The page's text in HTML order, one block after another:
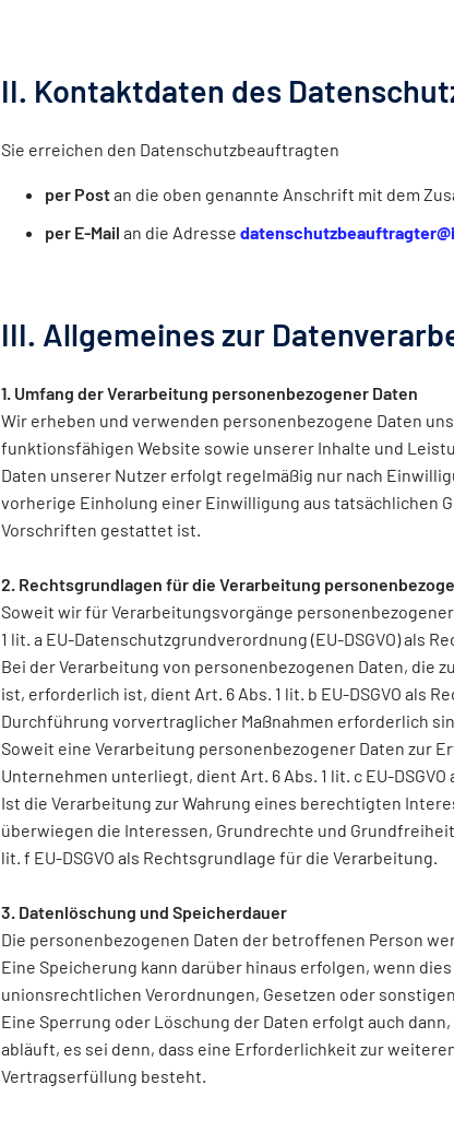
II. Kontaktdaten des
Sie erreichen den Datenschutzbeauftragten
per Postan die oben genannte Anschrift mit dem
per E-Mail an die Adresse
III. Allgemeines zur
1. Umfang der Verarbeitung personenbezogener Daten
Wir erheben und verwenden personenbezogene Daten
funktionsfähigen Website sowie unserer Inhalte und
Daten unserer Nutzer erfolgt regelmäßig nur nach
vorherige Einholung einer Einwilligung aus tatsächlichen
Vorschriften gestattet ist.
2. Rechtsgrundlagen für die Verarbeitung
Soweit wir für Verarbeitungsvorgänge
1 lit. a EU-Datenschutzgrundverordnung (EU-DSGVO) als
Bei der Verarbeitung von personenbezogenen Daten, die
ist, erforderlich ist, dient Art. 6 Abs. 1 lit. b EU-DSGVO als
Durchführung vorvertraglicher Maßnahmen erforderlich
Soweit eine Verarbeitung personenbezogener Daten zur
Unternehmen unterliegt, dient Art. 6 Abs. 1 lit. c EU-
Ist die Verarbeitung zur Wahrung eines berechtigten
überwiegen die Interessen, Grundrechte und
lit. f EU-DSGVO als Rechtsgrundlage für die Verarbeitung.
3. Datenlöschung und Speicherdauer
Die personenbezogenen Daten der betroffenen Person
Eine Speicherung kann darüber hinaus erfolgen, wenn
unionsrechtlichen Verordnungen, Gesetzen oder
Eine Sperrung oder Löschung der Daten erfolgt auch
abläuft, es sei denn, dass eine Erforderlichkeit zur
Vertragserfüllung besteht.